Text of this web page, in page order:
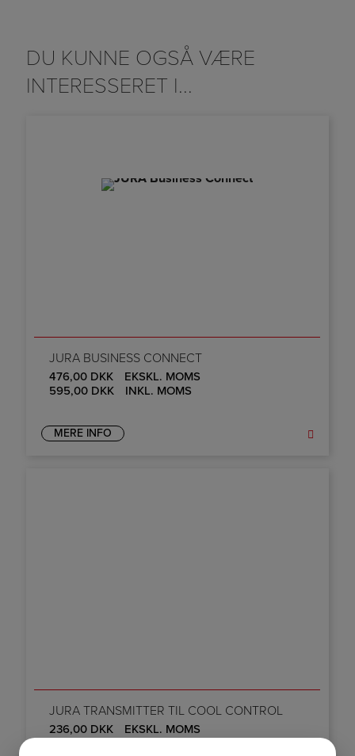
DU KUNNE OGSÅ VÆRE
INTERESSERET I...
JURA BUSINESS CONNECT
476,00 DKK
EKSKL. MOMS
595,00 DKK INKL. MOMS
MERE INFO
JURA TRANSMITTER TIL COOL CONTROL
236,00 DKK
EKSKL. MOMS